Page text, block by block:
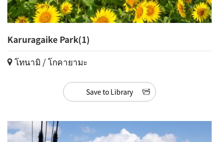
Karuragaike Park(1)
โทนามิ / โกคายามะ
Save to Library